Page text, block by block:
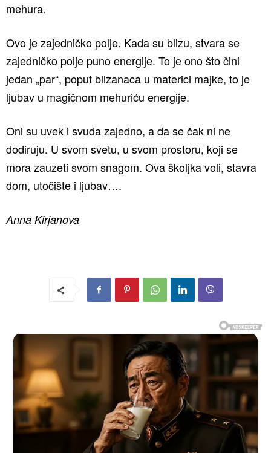
mehura.
Ovo je zajedničko polje. Kada su blizu, stvara se
zajedničko polje puno energije. To je ono što čini
jedan „par“, poput blizanaca u materici majke, to je
ljubav u magičnom mehuriću energije.
Oni su uvek i svuda zajedno, a da se čak ni ne
dodiruju. U svom svetu, u svom prostoru, koji se
mora zauzeti svom snagom. Ova školjka voli, stavra
dom, utočište i ljubav….
Anna Kirjanova